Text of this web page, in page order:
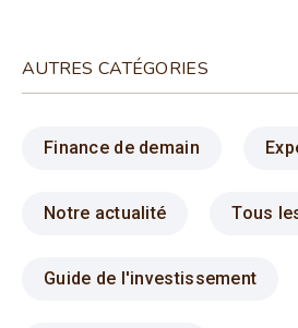
AUTRES CATÉGORIES
Finance de demain
Notre actualité Tous
Guide de l'investissement